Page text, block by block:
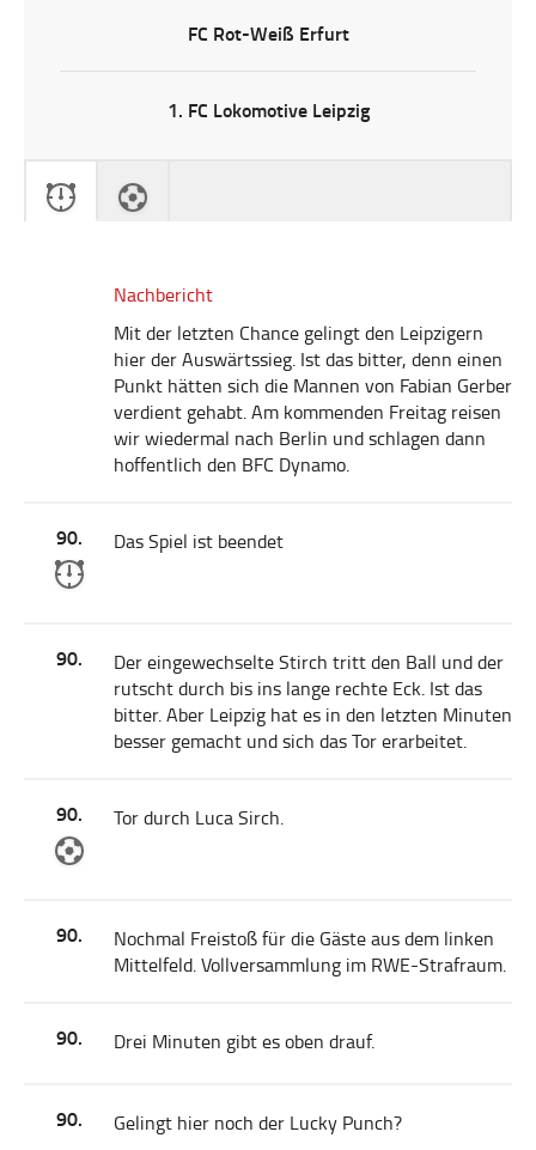
FC Rot-Weiß Erfurt
1. FC Lokomotive Leipzig
Nachbericht
Mit der letzten Chance gelingt den Leipzigern
hier der Auswärtssieg. Ist das bitter, denn einen
Punkt hätten sich die Mannen von Fabian Gerber
verdient gehabt. Am kommenden Freitag reisen
wir wiedermal nach Berlin und schlagen dann
hoffentlich den BFC Dynamo.
90. Das Spiel ist beendet
90.
Der eingewechselte Stirch tritt den Ball und der
rutscht durch bis ins lange rechte Eck. Ist das
bitter. Aber Leipzig hat es in den letzten Minuten
besser gemacht und sich das Tor erarbeitet.
90. Tor durch Luca Sirch.
90.
Nochmal Freistoß für die Gäste aus dem linken
Mittelfeld. Vollversammlung im RWE-Strafraum.
90. Drei Minuten gibt es oben drauf.
90. Gelingt hier noch der Lucky Punch?